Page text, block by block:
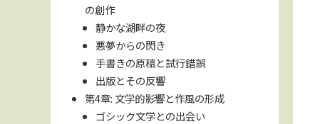
の創作
静かな湖畔の夜
悪夢からの閃き
手書きの原稿と試行錯誤
出版とその反響
第4章: 文学的影響と作風の形成
ゴシック文学との出会い